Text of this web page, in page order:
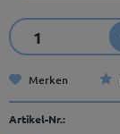
Merken
Artikel-Nr.: